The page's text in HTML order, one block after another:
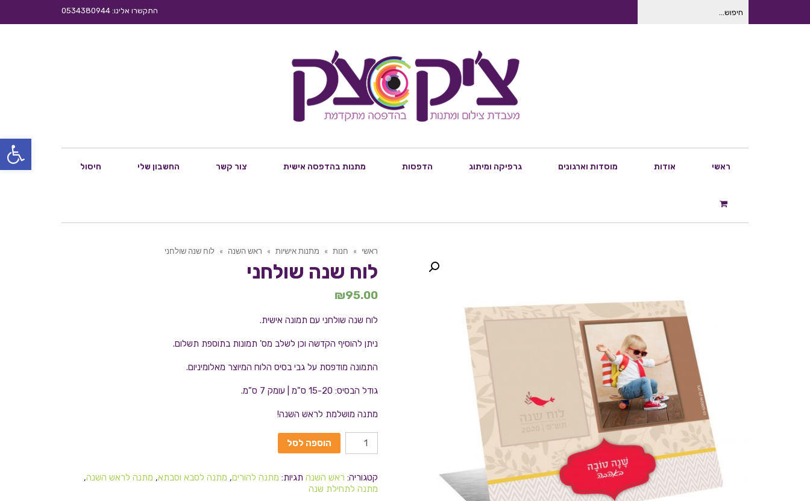
פתח
חיפוש התקשרו אלינו: 0534380944
ראשי אודות מוסדות וארגונים גרפיקה ומיתוג הדפסות מתנות בהדפסה אישית צור קשר החשבון שלי חיסול
ראשי » חנות » מתנות אישיות » ראש השנה » לוח שנה שולחני
לוח שנה שולחני
₪95.00
לוח שנה שולחני עם תמונה אישית.
ניתן להוסיף הקדשה וכן לשלב מס' תמונות בתוספת תשלום.
התמונה מודפסת על גבי בסיס הלוח המיוצר מאלומיניום.
גודל הבסיס: 15-20 ס"מ | עומק 7 ס"מ.
מתנה מושלמת לראש השנה!
הוספה לסל
קטגוריה: ראש השנה תגיות: מתנה להורים, מתנה לסבא וסבתא, מתנה לראש השנה,
מתנה לתחילת שנה